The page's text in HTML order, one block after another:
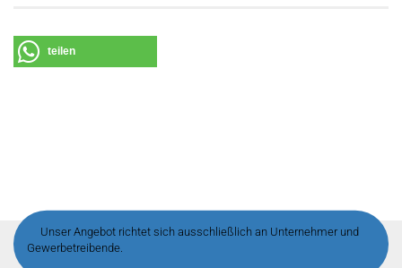
teilen
Unser Angebot richtet sich ausschließlich an Unternehmer und
Gewerbetreibende.